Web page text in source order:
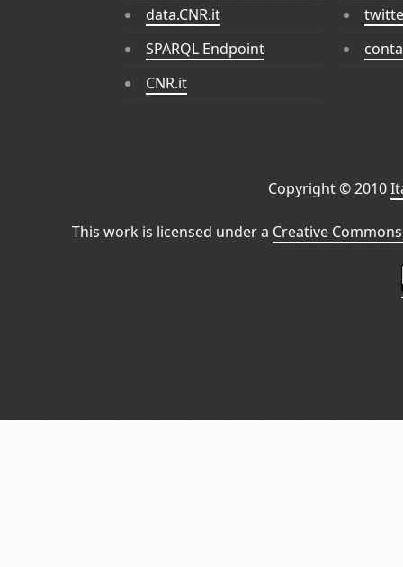
data.CNR.it
SPARQL Endpoint
CNR.it
Copyright © 2010
This work is licensed under a Creative